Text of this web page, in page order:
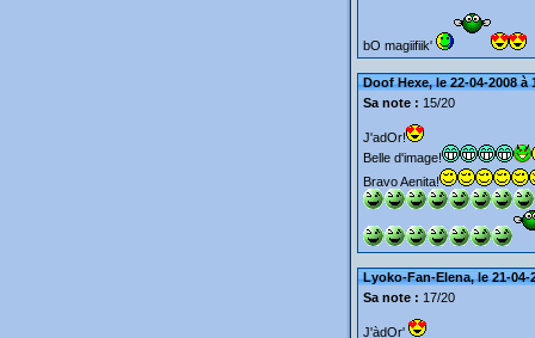
bO magiifiik'
Doof Hexe, le 22-04-2008 à
Sa note : 15/20
J'adOr!
Belle d'image!
Bravo Aenita!
Lyoko-Fan-Elena, le 21-04-
Sa note : 17/20
J'àdOr'